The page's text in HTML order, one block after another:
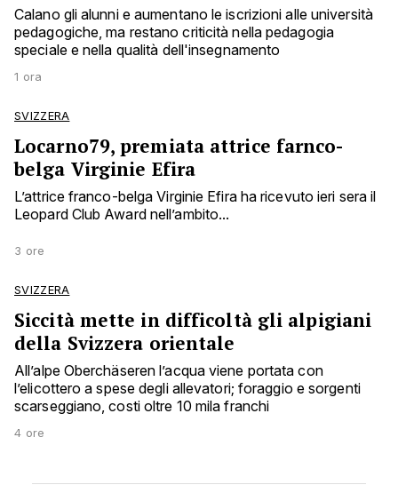
Calano gli alunni e aumentano le iscrizioni alle università
pedagogiche, ma restano criticità nella pedagogia
speciale e nella qualità dell'insegnamento
1 ora
SVIZZERA
Locarno79, premiata attrice farnco-
belga Virginie Efira
L’attrice franco-belga Virginie Efira ha ricevuto ieri sera il
Leopard Club Award nell’ambito...
3 ore
SVIZZERA
Siccità mette in difficoltà gli alpigiani
della Svizzera orientale
All’alpe Oberchäseren l’acqua viene portata con
l’elicottero a spese degli allevatori; foraggio e sorgenti
scarseggiano, costi oltre 10 mila franchi
4 ore